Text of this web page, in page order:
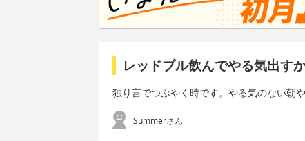
レッドブル飲んでやる気出す
独り言でつぶやく時です。やる気のない朝
Summerさん